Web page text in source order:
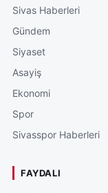
Sivas Haberleri
Gündem
Siyaset
Asayiş
Ekonomi
Spor
Sivasspor Haberleri
FAYDALI